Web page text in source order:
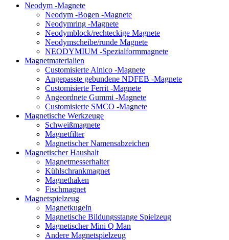
Neodym -Magnete
Neodym -Bogen -Magnete
Neodymring -Magnete
Neodymblock/rechteckige Magnete
Neodymscheibe/runde Magnete
NEODYMIUM -Spezialformmagnete
Magnetmaterialien
Customisierte Alnico -Magnete
Angepasste gebundene NDFEB -Magnete
Customisierte Ferrit -Magnete
Angeordnete Gummi -Magnete
Customisierte SMCO -Magnete
Magnetische Werkzeuge
Schweißmagnete
Magnetfilter
Magnetischer Namensabzeichen
Magnetischer Haushalt
Magnetmesserhalter
Kühlschrankmagnet
Magnethaken
Fischmagnet
Magnetspielzeug
Magnetkugeln
Magnetische Bildungsstange Spielzeug
Magnetischer Mini Q Man
Andere Magnetspielzeug